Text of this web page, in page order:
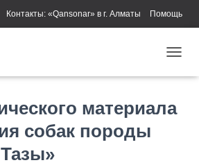
Контакты: «Qansonar» в г. Алматы Помощь
материала
собак породы